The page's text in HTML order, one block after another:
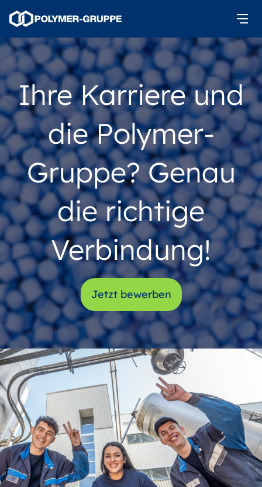
Ihre Karriere und
die Polymer-
Gruppe? Genau
die richtige
Verbindung!
Jetzt bewerben